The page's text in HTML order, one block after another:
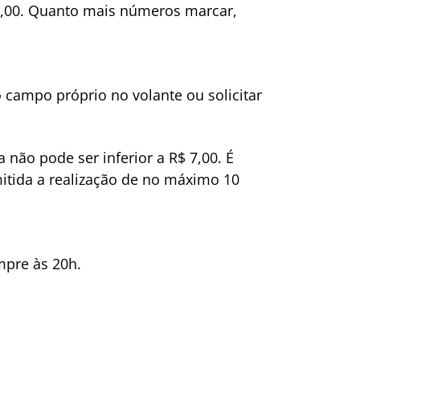
Quanto mais números marcar,
campo próprio no volante ou solicitar
pode ser inferior a R$ 7,00. É
a realização de no máximo 10
às 20h.